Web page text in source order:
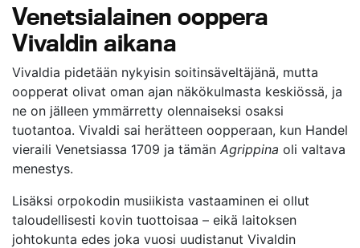
Venetsialainen ooppera
Vivaldin aikana
Vivaldia pidetään nykyisin soitinsäveltäjänä, mutta
oopperat olivat oman ajan näkökulmasta keskiössä, ja
ne on jälleen ymmärretty olennaiseksi osaksi
tuotantoa. Vivaldi sai herätteen oopperaan, kun Handel
vieraili Venetsiassa 1709 ja tämän Agrippina oli valtava
menestys.
Lisäksi orpokodin musiikista vastaaminen ei ollut
taloudellisesti kovin tuottoisaa – eikä laitoksen
johtokunta edes joka vuosi uudistanut Vivaldin